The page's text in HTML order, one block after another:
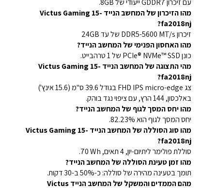
מהו הזיכרון של המחשב הנייד Victus Gaming 15-
fa2018nj?
זיכרון DDR5-5600 MT/s של עד 24GB
מהו האחסון הפנימי של המחשב הנייד?
כונן PCIe® NVMe™ SSD של ‎1 טרהבייט.
מהי התצוגה של המחשב הנייד Victus Gaming 15-
fa2018nj?
צג FHD IPS micro-edge בגודל 39.6 ס"מ (15.6 אינץ')
באלכסון, 144 הרץ, עם ציפוי נגד בוהק.
מהו יחס המסך לגוף של המחשב הנייד?
יחס המסך לגוף הוא 82.23%.
מהו סוג הסוללה של המחשב הנייד Victus Gaming 15-
fa2018nj?
סוללת פולימר ליתיום-יון, 4 תאים, ‎70 Wh.
מהו זמן טעינת הסוללה של המחשב הנייד?
תומך בטעינה מהירה של סוללה: כ-50% ב-30 דקות.
מהם הממדים והמשקל של המחשב הנייד Victus